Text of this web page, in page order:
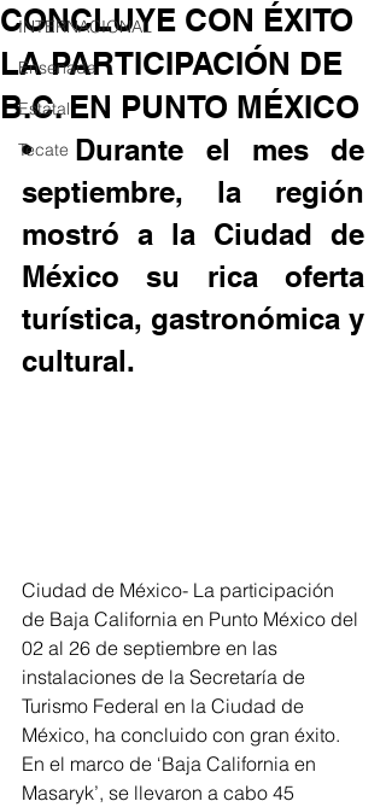
INTERNACIONAL
Ensenada
Estatal
Tecate
CONCLUYE CON ÉXITO
LA PARTICIPACIÓN DE
B.C. EN PUNTO MÉXICO
•⁠  ⁠Durante el mes de
septiembre, la región
mostró a la Ciudad de
México su rica oferta
turística, gastronómica y
cultural.
Ciudad de México- La participación
de Baja California en Punto México del
02 al 26 de septiembre en las
instalaciones de la Secretaría de
Turismo Federal en la Ciudad de
México, ha concluido con gran éxito.
En el marco de ‘Baja California en
Masaryk’, se llevaron a cabo 45